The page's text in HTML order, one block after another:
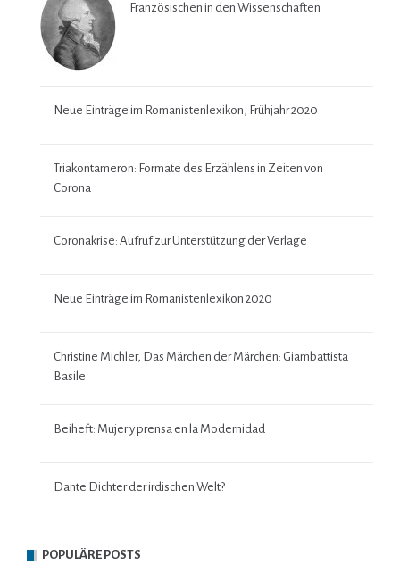
Französischen in den Wissenschaften
Neue Einträge im Romanistenlexikon, Frühjahr 2020
Triakontameron: Formate des Erzählens in Zeiten von
Corona
Coronakrise: Aufruf zur Unterstützung der Verlage
Neue Einträge im Romanistenlexikon 2020
Christine Michler, Das Märchen der Märchen: Giambattista
Basile
Beiheft: Mujer y prensa en la Modernidad
Dante Dichter der irdischen Welt?
POPULÄRE POSTS